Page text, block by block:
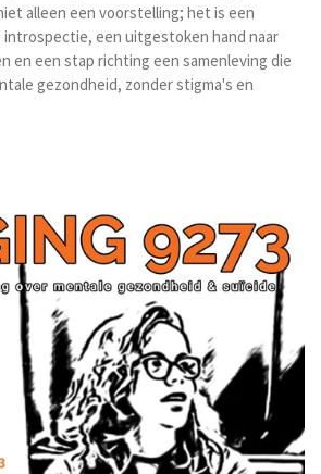
alleen een voorstelling; het is een
een uitgestoken hand naar
en een stap richting een samenleving die
gezondheid, zonder stigma's en